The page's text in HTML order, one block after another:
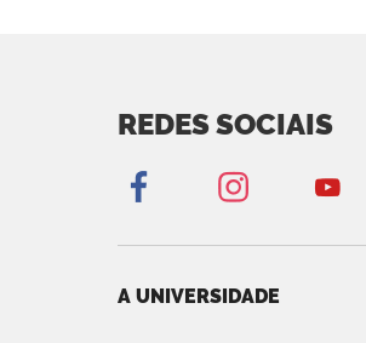
REDES SOCIAIS
A UNIVERSIDADE